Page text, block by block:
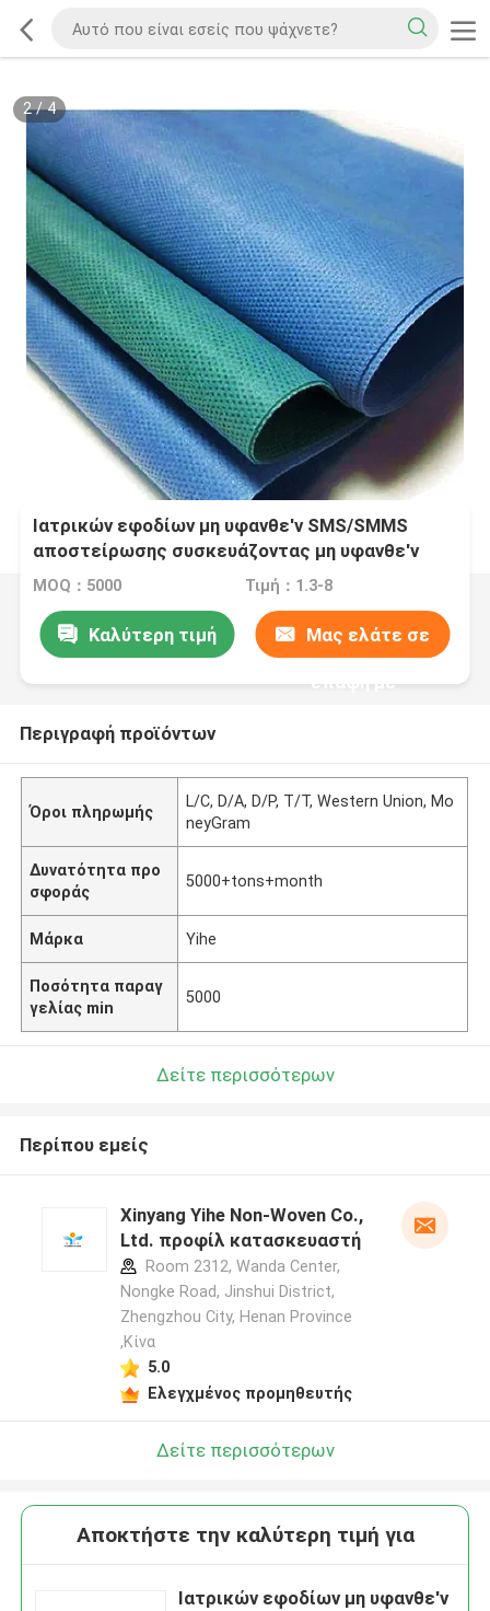
2/4
Ιατρικών εφοδίων μη υφανθε'ν SMS/SMMS
αποστείρωσης συσκευάζοντας μη υφανθε'ν
ύφασμα περικαλυμμάτων
MOQ：5000 Τιμή：1.3-8
Καλύτερη τιμή Μας ελάτε σε
επαφή με
Περιγραφή προϊόντων
Όροι πληρωμής
L/C, D/A, D/P, T/T, Western Union, Mo
neyGram
Δυνατότητα προ
σφοράς
5000+tons+month
Μάρκα Yihe
Ποσότητα παραγ
γελίας min
5000
Δείτε περισσότερων
Περίπου εμείς
Xinyang Yihe Non-Woven Co.,
Ltd. προφίλ κατασκευαστή
Room 2312, Wanda Center,
Nongke Road, Jinshui District,
Zhengzhou City, Henan Province
,Κίνα
5.0
Ελεγχμένος προμηθευτής
Δείτε περισσότερων
Αποκτήστε την καλύτερη τιμή για
Ιατρικών εφοδίων μη υφανθε'ν